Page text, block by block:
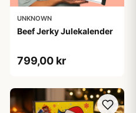
UNKNOWN
Beef Jerky Julekalender
799,00 kr